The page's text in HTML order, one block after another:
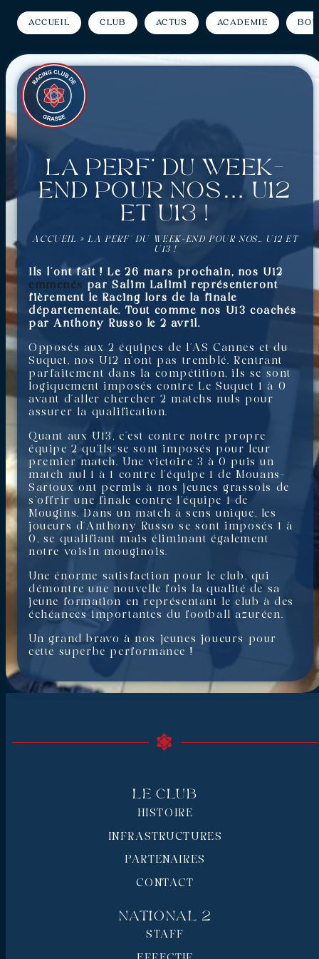
Accueil Club Actus Académie
La perf’ du week-
end pour nos… U12
et U13 !
ACCUEIL »LA PERF’ DU WEEK-END POUR NOS… U12 ET
U13 !
Ils l’ont fait ! Le 26 mars prochain, nos U12
emmenés par Salim Lalimi représenteront
fièrement le Racing lors de la finale
départementale. Tout comme nos U13 coachés
par Anthony Russo le 2 avril.
Opposés aux 2 équipes de l’AS Cannes et du
Suquet, nos U12 n’ont pas tremblé. Rentrant
parfaitement dans la compétition, ils se sont
logiquement imposés contre Le Suquet 1 à 0
avant d’aller chercher 2 matchs nuls pour
assurer la qualification.
Quant aux U13, c’est contre notre propre
équipe 2 qu’ils se sont imposés pour leur
premier match. Une victoire 3 à 0 puis un
match nul 1 à 1 contre l’équipe 1 de Mouans-
Sartoux ont permis à nos jeunes grassois de
s’offrir une finale contre l’équipe 1 de
Mougins. Dans un match à sens unique, les
joueurs d’Anthony Russo se sont imposés 1 à
0, se qualifiant mais éliminant également
notre voisin mouginois.
Une énorme satisfaction pour le club, qui
démontre une nouvelle fois la qualité de sa
jeune formation en représentant le club à des
échéances importantes du football azuréen.
Un grand bravo à nos jeunes joueurs pour
cette superbe performance !
Le Club
HISTOIRE
INFRASTRUCTURES
PARTENAIRES
CONTACT
National 2
STAFF